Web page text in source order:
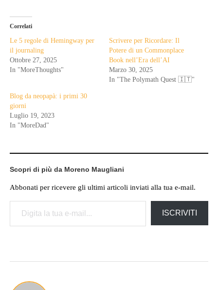
Correlati
Le 5 regole di Hemingway per
il journaling
Ottobre 27, 2025
In "MoreThoughts"
Scrivere per Ricordare: Il
Potere di un Commonplace
Book nell’Era dell’AI
Marzo 30, 2025
In "The Polymath Quest 🇮🇹"
Blog da neopapà: i primi 30
giorni
Luglio 19, 2023
In "MoreDad"
Scopri di più da Moreno Maugliani
Abbonati per ricevere gli ultimi articoli inviati alla tua e-mail.
Digita la tua e-mail...
ISCRIVITI